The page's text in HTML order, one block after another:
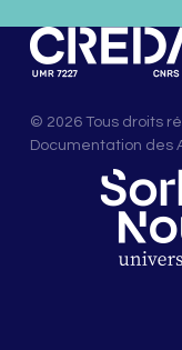
© 2026 Tous droits
Documentation des